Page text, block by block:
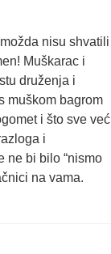
nisu shvatili
Muškarac i
druženja i
muškom bagrom
i što sve već
i
ne bi bilo “nismo
na vama.